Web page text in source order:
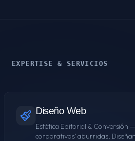
EXPERTISE & SERVICIOS
Diseño Web
Estética Editorial & Conversión —
corporativas' aburridas.